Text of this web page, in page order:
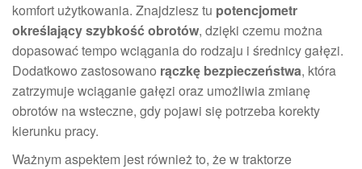
komfort użytkowania. Znajdziesz tu potencjometr
określający szybkość obrotów, dzięki czemu można
dopasować tempo wciągania do rodzaju i średnicy gałęzi.
Dodatkowo zastosowano rączkę bezpieczeństwa, która
zatrzymuje wciąganie gałęzi oraz umożliwia zmianę
obrotów na wsteczne, gdy pojawi się potrzeba korekty
kierunku pracy.
Ważnym aspektem jest również to, że w traktorze